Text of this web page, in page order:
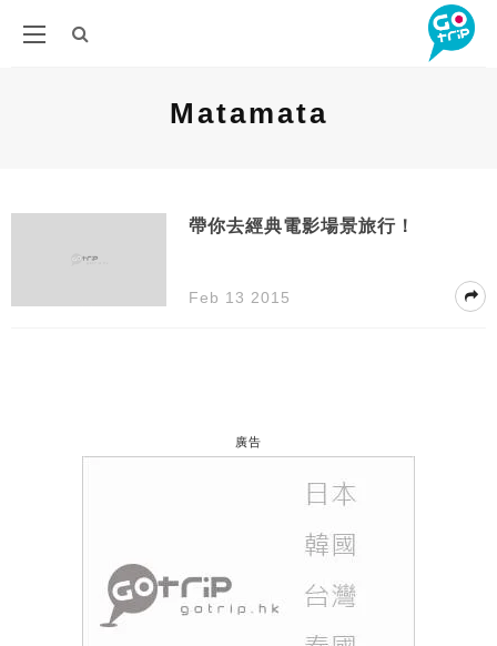
Matamata
帶你去經典電影場景旅行！
Feb 13 2015
廣告